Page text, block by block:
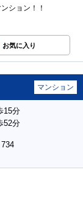
ション！！
お気に入り
マンション
15分
52分